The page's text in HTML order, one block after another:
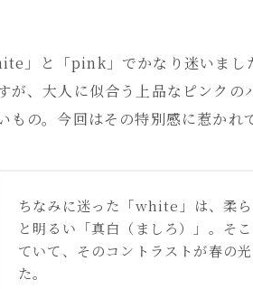
」と「pink」でかなり迷いまし
が、大人に似合う上品なピンク
もの。今回はその特別感に惹かれ
ちなみに迷った「white」は、柔
と明るい「真白（ましろ）」。そ
ていて、そのコントラストが春の
た。